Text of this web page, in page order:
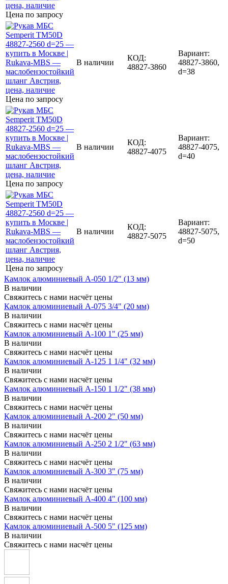
Цена по запросу
Цена по запросу
В наличии
КОД:
48827-3860
Вариант:
48827-3860,
d=38
Цена по запросу
В наличии
КОД:
48827-4075
Вариант:
48827-4075,
d=40
Цена по запросу
В наличии
КОД:
48827-5075
Вариант:
48827-5075,
d=50
Камлок алюминиевый A-050 1/2" (13 мм)
В наличии
Свяжитесь с нами насчёт цены
Камлок алюминиевый A-075 3/4" (20 мм)
В наличии
Свяжитесь с нами насчёт цены
Камлок алюминиевый A-100 1" (25 мм)
В наличии
Свяжитесь с нами насчёт цены
Камлок алюминиевый A-125 1 1/4" (32 мм)
В наличии
Свяжитесь с нами насчёт цены
Камлок алюминиевый A-150 1 1/2" (38 мм)
В наличии
Свяжитесь с нами насчёт цены
Камлок алюминиевый A-200 2" (50 мм)
В наличии
Свяжитесь с нами насчёт цены
Камлок алюминиевый A-250 2 1/2" (63 мм)
В наличии
Свяжитесь с нами насчёт цены
Камлок алюминиевый A-300 3" (75 мм)
В наличии
Свяжитесь с нами насчёт цены
Камлок алюминиевый A-400 4" (100 мм)
В наличии
Свяжитесь с нами насчёт цены
Камлок алюминиевый A-500 5" (125 мм)
В наличии
Свяжитесь с нами насчёт цены